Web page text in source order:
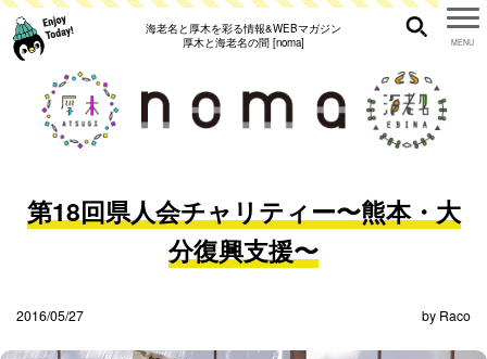
海老名と厚木を彩る情報&WEBマガジン
厚木と海老名の間 [noma]
第18回県人会チャリティー〜熊本・大
分復興支援〜
2016/05/27 by Raco